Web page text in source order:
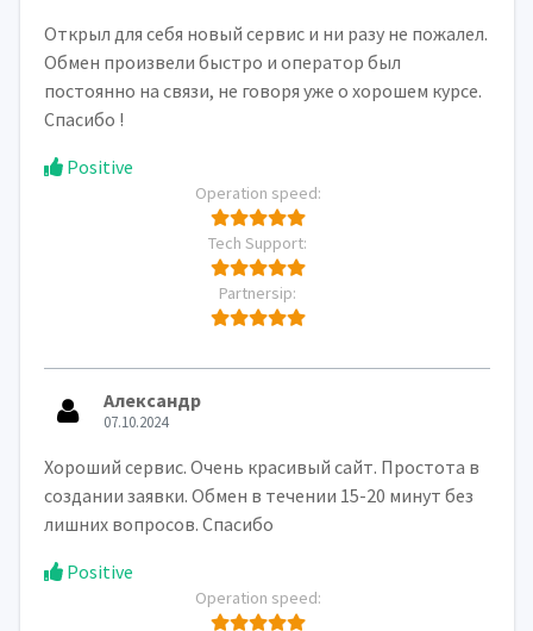
Открыл для себя новый сервис и ни разу не пожалел.
Обмен произвели быстро и оператор был
постоянно на связи, не говоря уже о хорошем курсе.
Спасибо !
Positive
Operation speed:
Tech Support:
Partnersip:
Александр
07.10.2024
Хороший сервис. Очень красивый сайт. Простота в
создании заявки. Обмен в течении 15-20 минут без
лишних вопросов. Спасибо
Positive
Operation speed: